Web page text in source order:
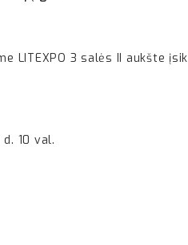
LITEXPO 3 salės II aukšte
10 val.